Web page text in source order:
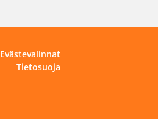
Evästevalinnat
Tietosuoja